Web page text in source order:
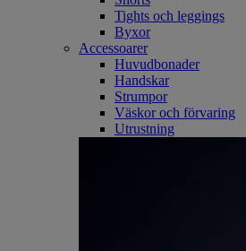
Tights och leggings
Byxor
Accessoarer
Huvudbonader
Handskar
Strumpor
Väskor och förvaring
Utrustning